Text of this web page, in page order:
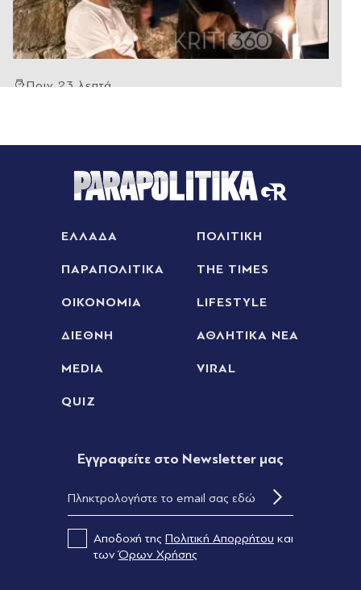
Πριν 23 λεπτά
Πριν 24 λεπτά
0 της Μακάμπι Τελ Αβίβ και ετοιμάζεται για ΟΦΗ,
γκολ ο Παυλίδης στην εξάρα της Μπενφίκα
Τραμπ: Σχέδιο για κατάργηση της υπηκοότητας
Ανδρομάχη: Ποζάρει μέσα στη θάλασσα με
(Εικάνα)
Πριν 40 λεπτά
από 30.000 οπαδοί αποθέωσαν τον Αιγύπτιο
στην παρουσίασή του! (Εικόνες & βίντεο)
Πριν 50 λεπτά
ΕΛΛΑΔΑ ΠΟΛΙΤΙΚΗ
ΠΑΡΑΠΟΛΙΤΙΚΑ THE TIMES
ΟΙΚΟΝΟΜΙΑ LIFESTYLE
ΔΙΕΘΝΗ ΑΘΛΗΤΙΚΑ ΝΕΑ
MEDIA VIRAL
QUIZ
Eγγραφείτε στο Newsletter μας
Αποδοχή της Πολιτική Απορρήτου και
τωνΌρων Χρήσης